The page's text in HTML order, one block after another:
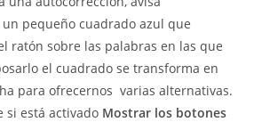
pequeño cuadrado azul que
ratón sobre las palabras en las que
el cuadrado se transforma en
para ofrecernos varias alternativas.
si está activado Mostrar los botones